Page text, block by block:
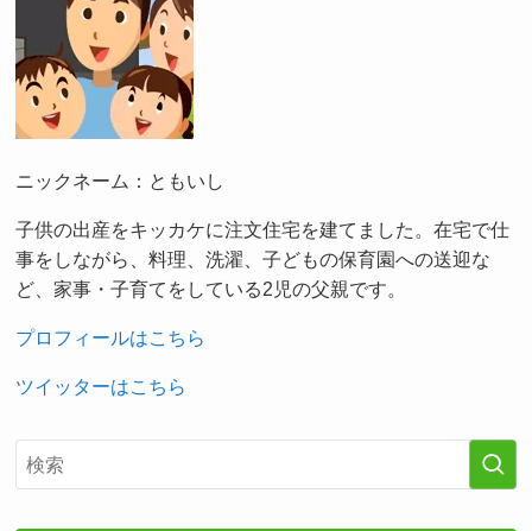
ニックネーム：ともいし
子供の出産をキッカケに注文住宅を建てました。在宅で仕
事をしながら、料理、洗濯、子どもの保育園への送迎な
ど、家事・子育てをしている2児の父親です。
プロフィールはこちら
ツイッターはこちら